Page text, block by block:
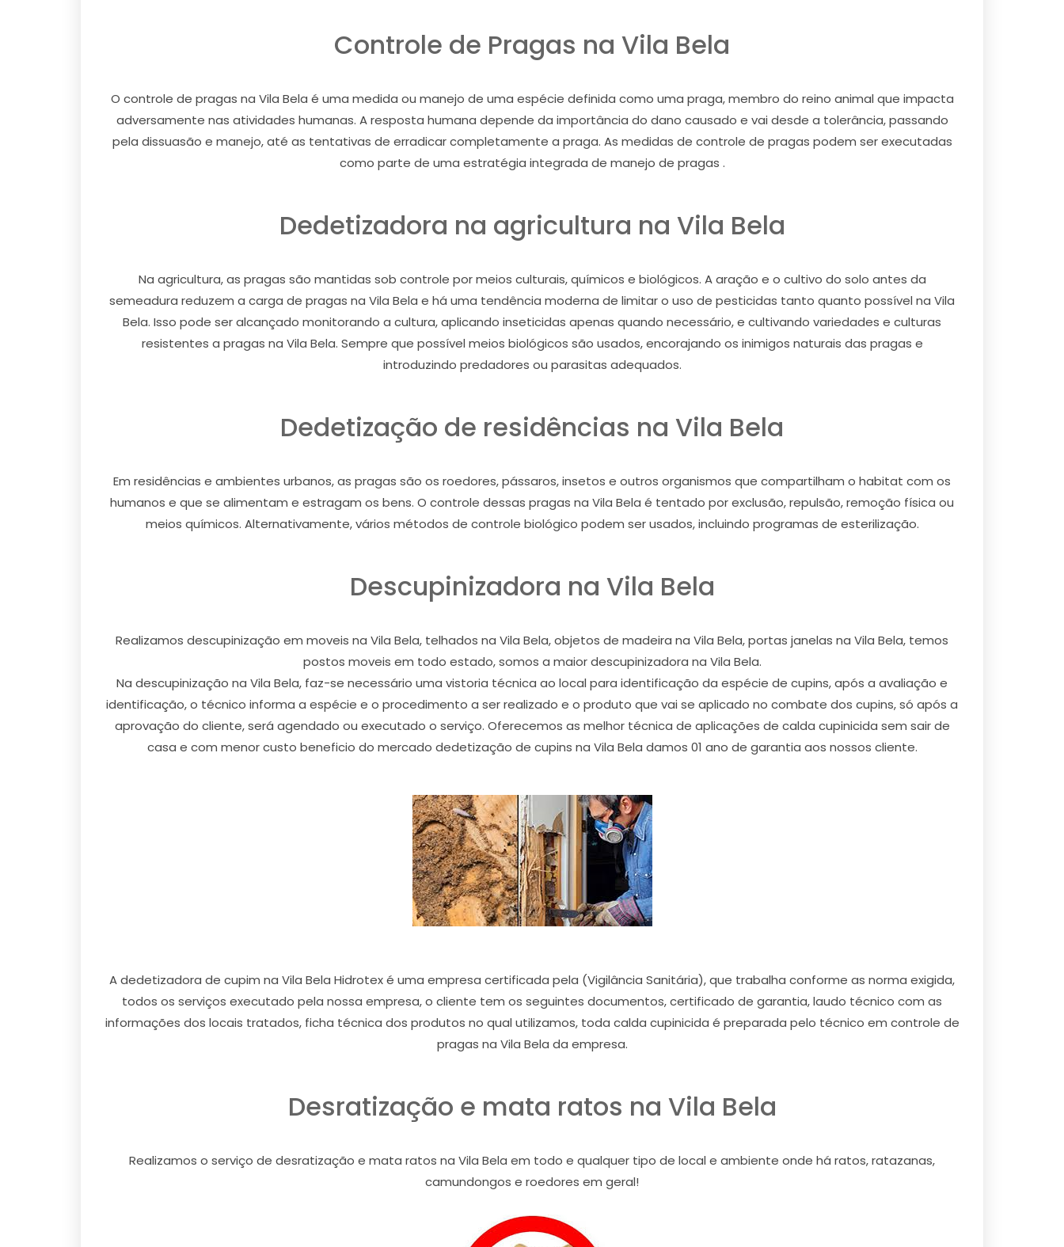
Controle de Pragas na Vila Bela
O controle de pragas na Vila Bela é uma medida ou manejo de uma espécie definida como uma praga, membro do reino animal que impacta
adversamente nas atividades humanas. A resposta humana depende da importância do dano causado e vai desde a tolerância, passando
pela dissuasão e manejo, até as tentativas de erradicar completamente a praga. As medidas de controle de pragas podem ser executadas
como parte de uma estratégia integrada de manejo de pragas .
Dedetizadora na agricultura na Vila Bela
Na agricultura, as pragas são mantidas sob controle por meios culturais, químicos e biológicos. A aração e o cultivo do solo antes da
semeadura reduzem a carga de pragas na Vila Bela e há uma tendência moderna de limitar o uso de pesticidas tanto quanto possível na Vila
Bela. Isso pode ser alcançado monitorando a cultura, aplicando inseticidas apenas quando necessário, e cultivando variedades e culturas
resistentes a pragas na Vila Bela. Sempre que possível meios biológicos são usados, encorajando os inimigos naturais das pragas e
introduzindo predadores ou parasitas adequados.
Dedetização de residências na Vila Bela
Em residências e ambientes urbanos, as pragas são os roedores, pássaros, insetos e outros organismos que compartilham o habitat com os
humanos e que se alimentam e estragam os bens. O controle dessas pragas na Vila Bela é tentado por exclusão, repulsão, remoção física ou
meios químicos. Alternativamente, vários métodos de controle biológico podem ser usados, incluindo programas de esterilização.
Descupinizadora na Vila Bela
Realizamos descupinização em moveis na Vila Bela, telhados na Vila Bela, objetos de madeira na Vila Bela, portas janelas na Vila Bela, temos
postos moveis em todo estado, somos a maior descupinizadora na Vila Bela.
Na descupinização na Vila Bela, faz-se necessário uma vistoria técnica ao local para identificação da espécie de cupins, após a avaliação e
identificação, o técnico informa a espécie e o procedimento a ser realizado e o produto que vai se aplicado no combate dos cupins, só após a
aprovação do cliente, será agendado ou executado o serviço. Oferecemos as melhor técnica de aplicações de calda cupinicida sem sair de
casa e com menor custo beneficio do mercado dedetização de cupins na Vila Bela damos 01 ano de garantia aos nossos cliente.
A dedetizadora de cupim na Vila Bela Hidrotex é uma empresa certificada pela (Vigilância Sanitária), que trabalha conforme as norma exigida,
todos os serviços executado pela nossa empresa, o cliente tem os seguintes documentos, certificado de garantia, laudo técnico com as
informações dos locais tratados, ficha técnica dos produtos no qual utilizamos, toda calda cupinicida é preparada pelo técnico em controle de
pragas na Vila Bela da empresa.
Desratização e mata ratos na Vila Bela
Realizamos o serviço de desratização e mata ratos na Vila Bela em todo e qualquer tipo de local e ambiente onde há ratos, ratazanas,
camundongos e roedores em geral!